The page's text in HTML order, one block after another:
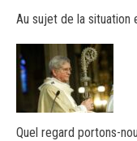
Au sujet de la situation
Quel regard portons-